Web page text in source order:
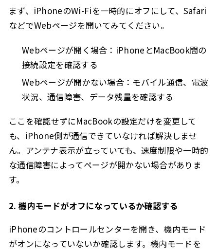
まず、iPhoneのWi-Fiを一時的にオフにして、Safari
などでWebページを開いてみてください。
Webページが開く場合：iPhoneとMacBook間の
接続設定を確認する
Webページが開かない場合：モバイル通信、電波
状況、通信障害、データ残量を確認する
ここを確認せずにMacBookの設定だけを変更して
も、iPhone側が通信できていなければ解決しませ
ん。アンテナ表示が立っていても、速度制限や一時的
な通信障害によってページが開かない場合がありま
す。
2. 機内モードがオフになっているか確認する
iPhoneのコントロールセンターを開き、機内モード
がオンになっていないか確認します。機内モードを